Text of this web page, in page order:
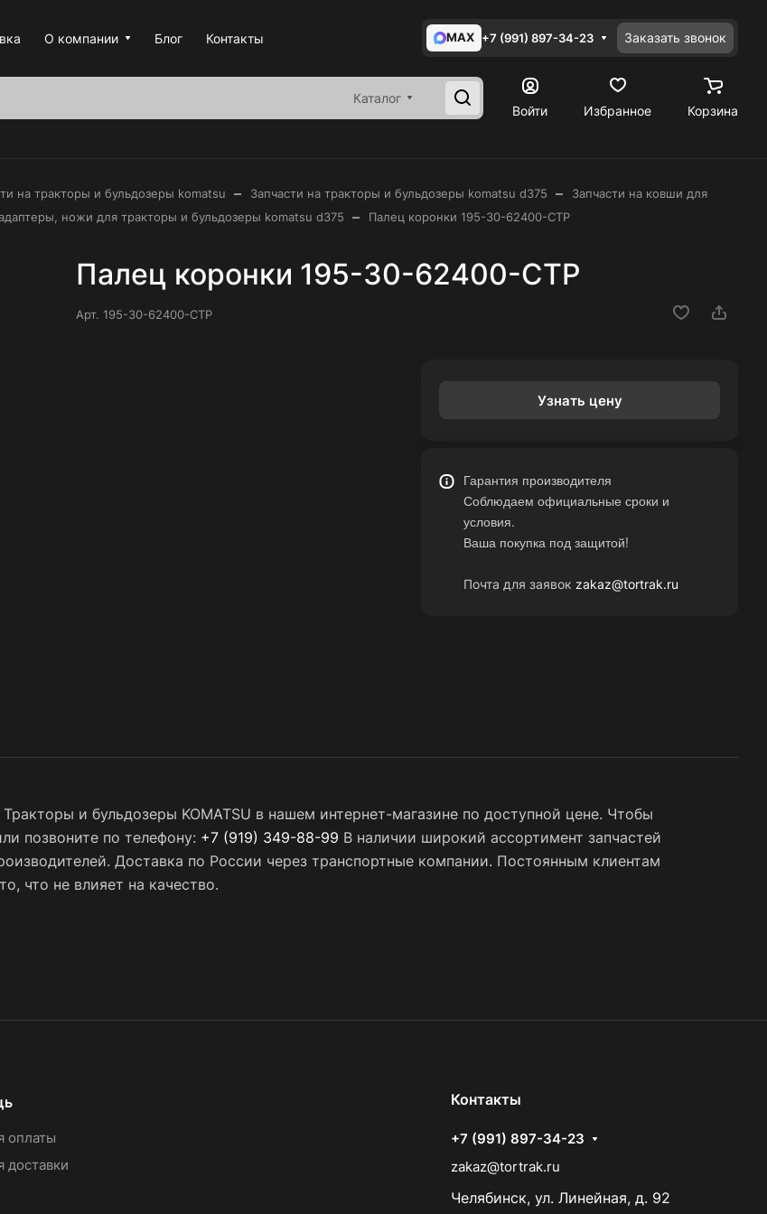
О компании Блог Контакты MAX +7 (991) 897-34-23 Заказать звонок
Каталог
Войти
Избранное Корзина
на тракторы и бульдозеры komatsu – Запчасти на тракторы и бульдозеры komatsu d375 –
Запчасти на ковши для
ножи для тракторы и бульдозеры komatsu d375 – Палец коронки 195-30-62400-CTP
Палец коронки 195-30-62400-CTP
Арт. 195-30-62400-CTP
Узнать цену
Гарантия производителя
Соблюдаем официальные сроки и
условия.
Ваша покупка под защитой!
Почта для заявок zakaz@tortrak.ru
и бульдозеры KOMATSU в нашем интернет-магазине по доступной цене. Чтобы
позвоните по телефону: +7 (919) 349-88-99 В наличии широкий ассортимент запчастей
Доставка по России через транспортные компании. Постоянным клиентам
что не влияет на качество.
оплаты
доставки
Контакты
+7 (991) 897-34-23
zakaz@tortrak.ru
Челябинск, ул. Линейная, д. 92